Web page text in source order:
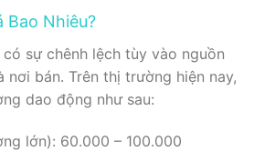
Bao Nhiêu?
sự chênh lệch tùy vào nguồn
nơi bán. Trên thị trường hiện nay,
dao động như sau:
lớn): 60.000 – 100.000